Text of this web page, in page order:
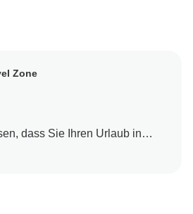
Zone
dass Sie Ihren Urlaub in